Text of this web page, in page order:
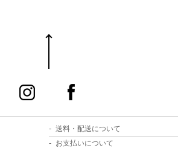
送料・配送について
お支払いについて